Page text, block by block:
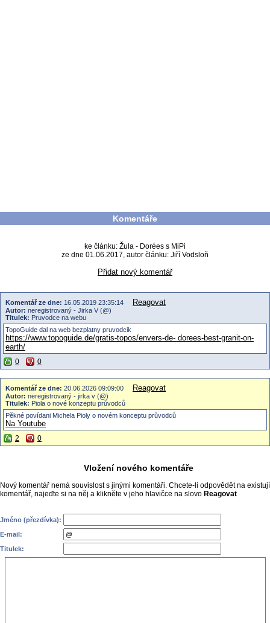
Komentáře
ke článku: Žula - Dorées s MiPi
ze dne 01.06.2017, autor článku: Jiří Vodsloň
Přidat nový komentář
Komentář ze dne: 16.05.2019 23:35:14 Reagovat
Autor: neregistrovaný - Jirka V (@)
Titulek: Pruvodce na webu
TopoGuide dal na web bezplatny pruvodcik
https://www.topoguide.de/gratis-topos/envers-de- dorees-best-granit-on-
earth/
0 0
Komentář ze dne: 20.06.2026 09:09:00 Reagovat
Autor: neregistrovaný - jirka v (@)
Titulek: Piola o nové konzeptu průvodců
Pěkné povídani Michela Pioly o novém konceptu průvodců
Na Youtube
2 0
Vložení nového komentáře
Nový komentář nemá souvislost s jinými komentáři. Chcete-li odpovědět na
komentář, najeďte si na něj a klikněte v jeho hlavičce na slovo Reagovat
Jméno (přezdívka):
E-mail:
Titulek: